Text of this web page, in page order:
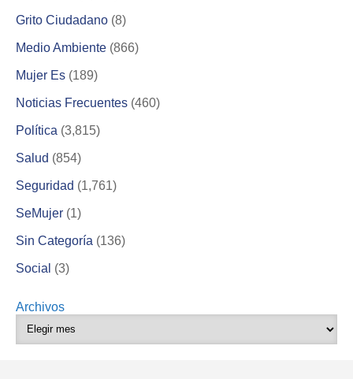
Grito Ciudadano (8)
Medio Ambiente (866)
Mujer Es (189)
Noticias Frecuentes (460)
Política (3,815)
Salud (854)
Seguridad (1,761)
SeMujer (1)
Sin Categoría (136)
Social (3)
Archivos